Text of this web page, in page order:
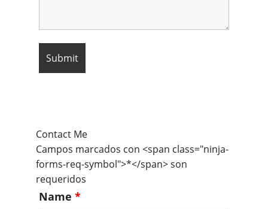
Contact Me
Campos marcados con <span class="ninja-
forms-req-symbol">*</span> son
requeridos
Name *